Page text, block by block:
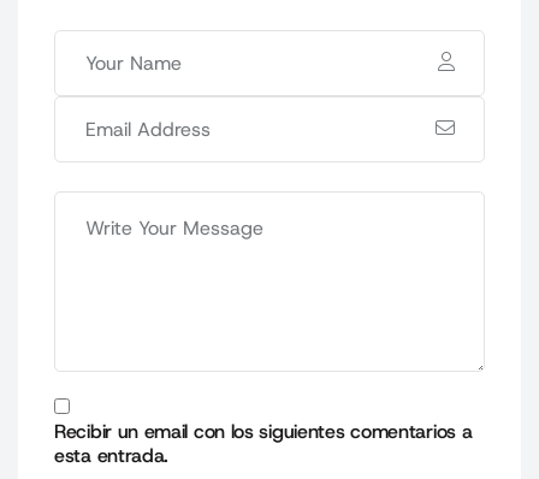
Recibir un email con los siguientes comentarios a
esta entrada.